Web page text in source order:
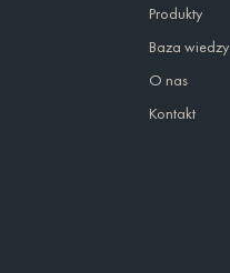
Produkty
Baza wiedzy
O nas
Kontakt